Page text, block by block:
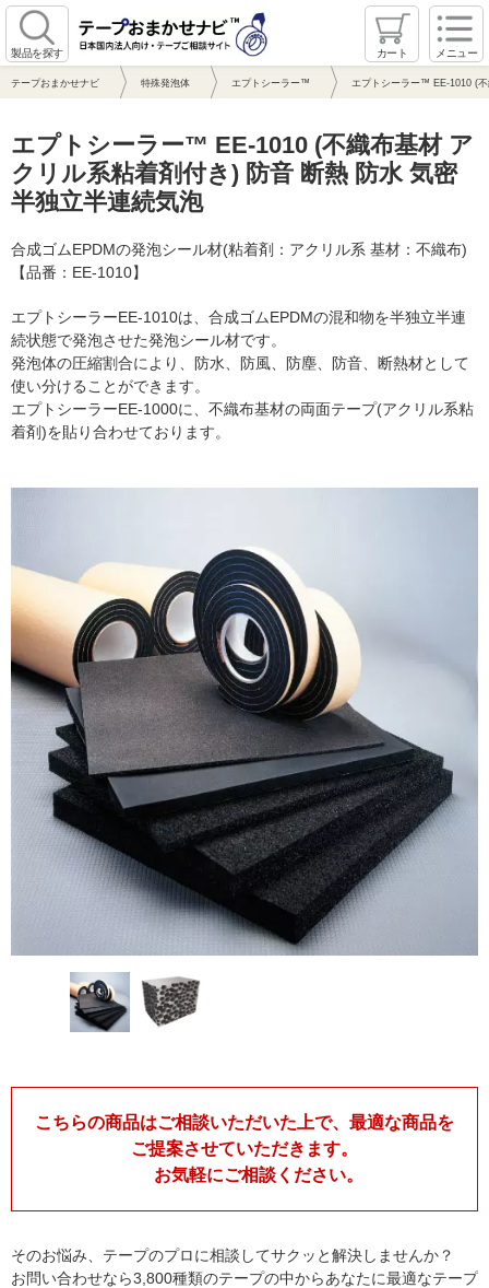
製品を探す カート メニュー
テープおまかせナビ 特殊発泡体 エプトシーラー™ エプトシーラー™ EE-1010 (
エプトシーラー™ EE-1010 (不織布基材 ア
クリル系粘着剤付き) 防音 断熱 防水 気密
半独立半連続気泡
合成ゴムEPDMの発泡シール材(粘着剤：アクリル系 基材：不織布)
【品番：EE-1010】
エプトシーラーEE-1010は、合成ゴムEPDMの混和物を半独立半連
続状態で発泡させた発泡シール材です。
発泡体の圧縮割合により、防水、防風、防塵、防音、断熱材として
使い分けることができます。
エプトシーラーEE-1000に、不織布基材の両面テープ(アクリル系粘
着剤)を貼り合わせております。
こちらの商品はご相談いただいた上で、最適な商品を
ご提案させていただきます。
お気軽にご相談ください。
そのお悩み、テープのプロに相談してサクッと解決しませんか？
お問い合わせなら3,800種類のテープの中からあなたに最適なテープ